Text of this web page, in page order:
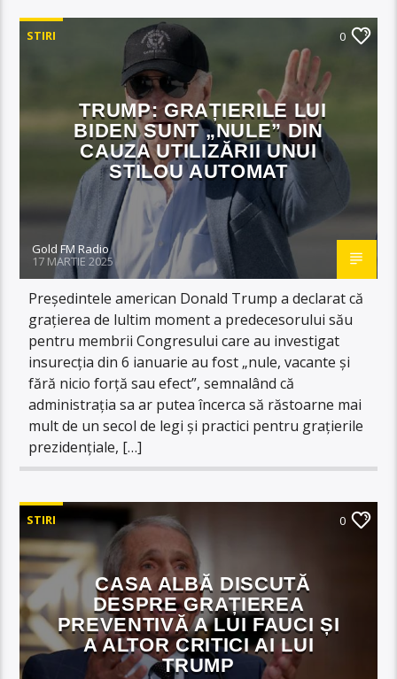
STIRI 0
TRUMP: GRAȚIERILE LUI
BIDEN SUNT „NULE” DIN
CAUZA UTILIZĂRII UNUI
STILOU AUTOMAT
Gold FM Radio
17 MARTIE 2025
Președintele american Donald Trump a declarat că
grațierea de lultim moment a predecesorului său
pentru membrii Congresului care au investigat
insurecția din 6 ianuarie au fost „nule, vacante și
fără nicio forță sau efect”, semnalând că
administrația sa ar putea încerca să răstoarne mai
mult de un secol de legi și practici pentru grațierile
prezidențiale, […]
STIRI 0
CASA ALBĂ DISCUTĂ
DESPRE GRAȚIEREA
PREVENTIVĂ A LUI FAUCI ȘI
A ALTOR CRITICI AI LUI
TRUMP